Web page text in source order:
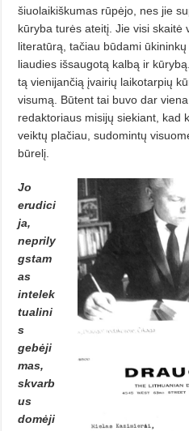
šiuolaikiškumas rūpėjo, nes jie
kūryba turės ateitį. Jie visi skaitė
literatūrą, tačiau būdami
liaudies išsaugotą kalbą ir
tą vienijančią įvairių laikotarpių
visumą. Būtent tai buvo dar
redaktoriaus misijų sie­kiant, kad
veiktų plačiau, sudomintų
būrelį.
Jo
erudici
ja,
neprily
gstam
as
intelek
tualini
s
gebėji
mas,
skvarb
us
domėji